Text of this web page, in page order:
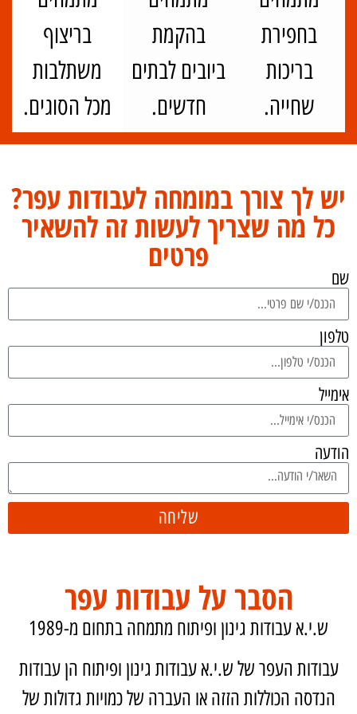
חפירת בריכות שחיה באזורים
מורכבים וקשים לגישה.
בחפירת
בריכות
שחייה.
בהקמת
ביובים לבתים
חדשים.
בריצוף
משתלבות
מכל הסוגים.
יש לך צורך במומחה לעבודות עפר?
כל מה שצריך לעשות זה להשאיר
פרטים
שם
טלפון
אימייל
הודעה
שליחה
הסבר על עבודות עפר
ש.י.א עבודות גינון ופיתוח מתמחה בתחום מ-1989
עבודות העפר של ש.י.א עבודות גינון ופיתוח הן עבודות
הנדסה הכוללות הזזה או העברה של כמויות גדולות של